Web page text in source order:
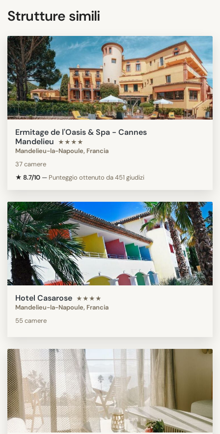
Strutture simili
Ermitage de l'Oasis & Spa - Cannes
Mandelieu
★★★★
Mandelieu-la-Napoule, Francia
37 camere
★ 8.7/10 — Punteggio ottenuto da 451 giudizi
Hotel Casarose ★★★★
Mandelieu-la-Napoule, Francia
55 camere